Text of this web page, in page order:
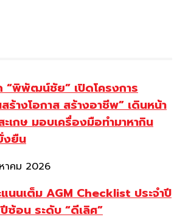
“พิพัฒน์ชัย” เปิดโครงการ
ร้างโอกาส สร้างอาชีพ” เดินหน้า
เกษ มอบเครื่องมือทำมาหากิน
งยืน
าคม 2026
นนเต็ม AGM Checklist ประจำปี
อน ระดับ “ดีเลิศ”